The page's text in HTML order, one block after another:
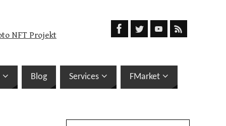
NFT Projekt
Blog Services FMarket